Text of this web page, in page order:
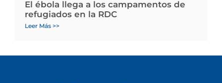
El ébola llega a los campamentos de
refugiados en la RDC
Leer Más >>